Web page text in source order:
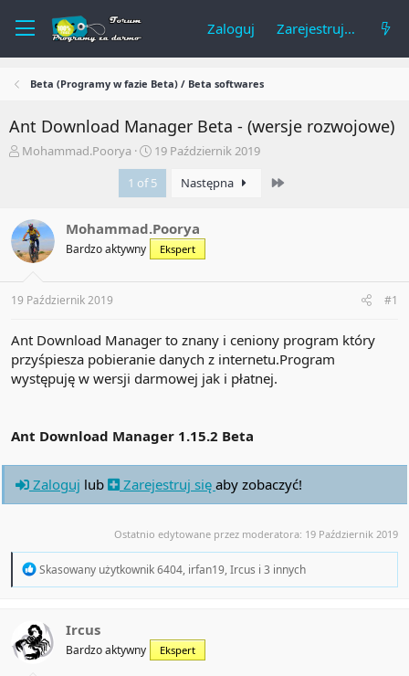
Zaloguj Zarejestruj się
Beta (Programy w fazie Beta) / Beta softwares
Ant Download Manager Beta - (wersje rozwojowe)
A
t
e
m
a
t
Mohammad.Poorya
R
o
z
p
c
z
ę
t
19 Październik 2019
1 of 5
Następna
Mohammad.Poorya
Bardzo aktywny Ekspert
19 Październik 2019 #1
Ant Download Manager to znany i ceniony program który
przyśpiesza pobieranie danych z internetu.Program
występuję w wersji darmowej jak i płatnej.
Ant Download Manager 1.15.2 Beta
Zaloguj lub Zarejestruj się aby zobaczyć!
Ostatnio edytowane przez moderatora: 19 Październik 2019
R
t
i
o
Skasowany użytkownik 6404, irfan19,Ircus i 3 innych
Ircus
Bardzo aktywny Ekspert